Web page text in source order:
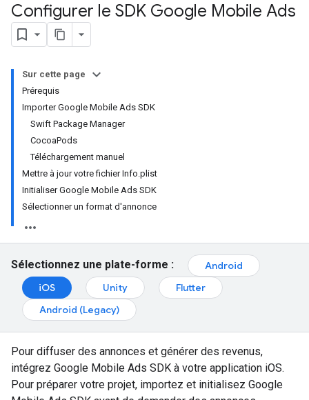
Configurer le SDK Google Mobile Ads
Sur cette page
Prérequis
Importer Google Mobile Ads SDK
Swift Package Manager
CocoaPods
Téléchargement manuel
Mettre à jour votre fichier Info.plist
Initialiser Google Mobile Ads SDK
Sélectionner un format d'annonce
Sélectionnez une plate-forme :
Android
iOS
Unity
Flutter
Android (Legacy)
Pour diffuser des annonces et générer des revenus,
intégrez Google Mobile Ads SDK à votre application iOS.
Pour préparer votre projet, importez et initialisez Google